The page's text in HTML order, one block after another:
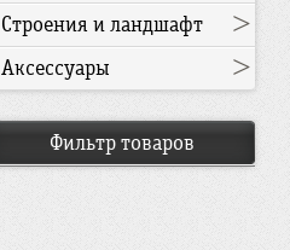
Строения и ландшафт >
Аксессуары >
Фильтр товаров